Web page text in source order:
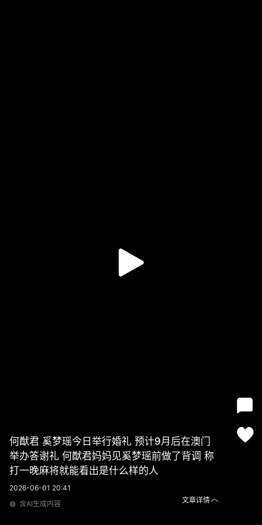
何猷君 奚梦瑶今日举行婚礼 预计9月后在澳门
举办答谢礼 何猷君妈妈见奚梦瑶前做了背调 称
打一晚麻将就能看出是什么样的人
2026-06-01 20:41
含AI生成内容
文章详情